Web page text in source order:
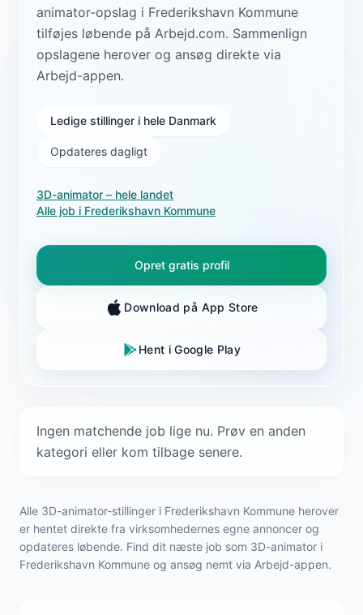
animator-opslag i Frederikshavn Kommune
tilføjes løbende på Arbejd.com. Sammenlign
opslagene herover og ansøg direkte via
Arbejd-appen.
Ledige stillinger i hele Danmark
Opdateres dagligt
3D-animator – hele landet·
Alle job i Frederikshavn Kommune
Opret gratis profil
Download på App Store
Hent i Google Play
Ingen matchende job lige nu. Prøv en anden
kategori eller kom tilbage senere.
Alle 3D-animator-stillinger i Frederikshavn Kommune herover
er hentet direkte fra virksomhedernes egne annoncer og
opdateres løbende. Find dit næste job som 3D-animator i
Frederikshavn Kommune og ansøg nemt via Arbejd-appen.